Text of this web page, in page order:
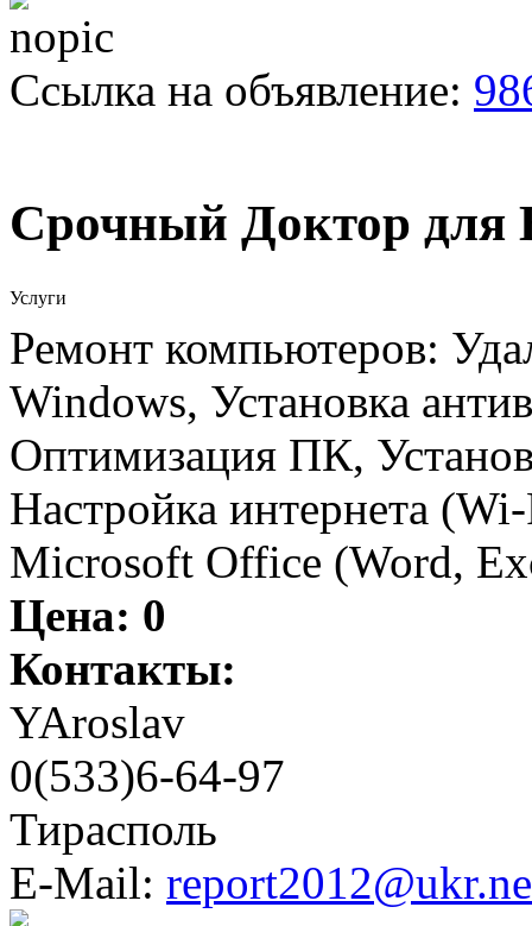
Ссылка на объявление:
Срочный Доктор для
Услуги
Ремонт компьютеров:
Windows, Установка
Оптимизация ПК,
Настройка интернета
Microsoft Office (Word,
Цена: 0
Контакты:
YAroslav
0(533)6-64-97
Тирасполь
E-Mail: